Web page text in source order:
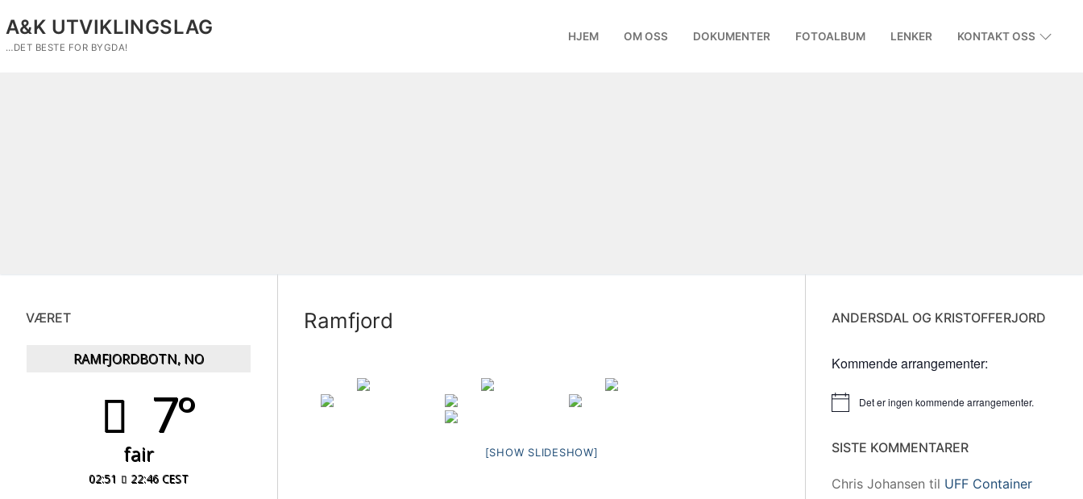
til
innholdet
A&K UTVIKLINGSLAG
…DET BESTE FOR BYGDA!
HJEM OM OSS DOKUMENTER FOTOALBUM LENKER KONTAKT OSS
Ramfjord
[SHOW SLIDESHOW]
ANDERSDAL OG KRISTOFFERJORD
Kommende arrangementer:
MerknadDet er ingen kommende arrangementer.
SISTE KOMMENTARER
Chris Johansen til UFF Container
VÆRET
RAMFJORDBOTN, NO
7°
fair
02:51
22:46 CEST